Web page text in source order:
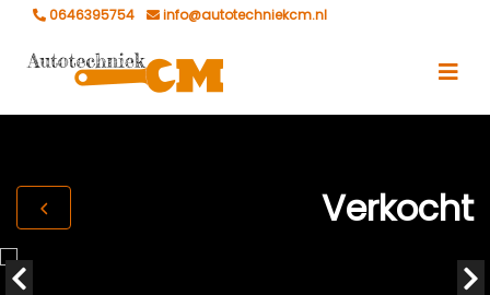
0646395754 info@autotechniekcm.nl
Verkocht